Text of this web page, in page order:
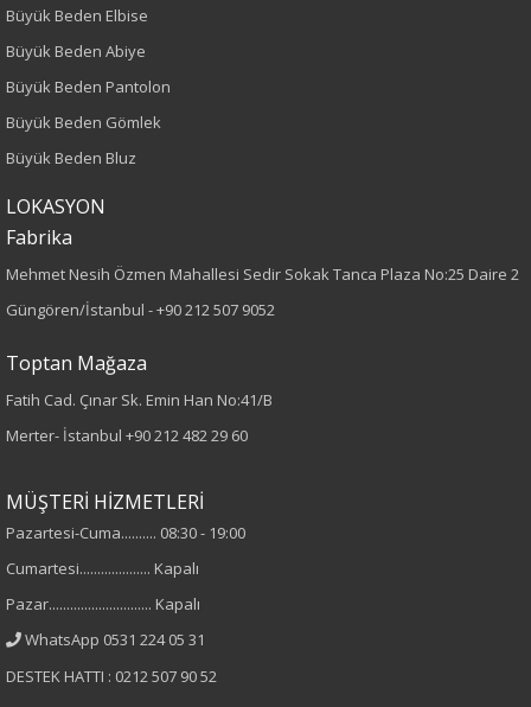
Boy
Kumaş Tipi
Desen
Taşlı
%100 Polyester
Cinsiyet
Kadın
Sıfır Kol
Büyük Beden Elbise
Büyük Beden Abiye
Büyük Beden Pantolon
Büyük Beden Gömlek
Büyük Beden Bluz
LOKASYON
Fabrika
Mehmet Nesih Özmen Mahallesi Sedir Sokak Tanca Plaza No:25 Daire 2
Güngören/İstanbul -+90 212 507 9052
Toptan Mağaza
Fatih Cad. Çınar Sk. Emin Han No:41/B
Merter- İstanbul +90 212 482 29 60
MÜŞTERİ HİZMETLERİ
Pazartesi-Cuma.......... 08:30 - 19:00
Cumartesi.................... Kapalı
Pazar............................. Kapalı
WhatsApp 0531 224 05 31
DESTEK HATTI : 0212 507 90 52